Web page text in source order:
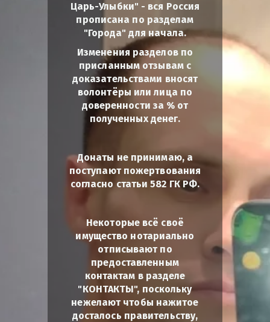
Царь-Улыбки" - вся Россия
прописана по разделам
"Города" для начала.
Изменения разделов по
присланным отзывам с
доказательствами вносят
волонтёры или лица по
доверенности за % от
полученных денег.
Донаты не принимаю, а
поступают пожертвования
согласно статьи 582 ГК РФ.
Некоторые всё своё
имущество нотариально
отписывают по
предоставленным
контактам в разделе
"КОНТАКТЫ", поскольку
нежелают чтобы нажитое
досталось правительству,